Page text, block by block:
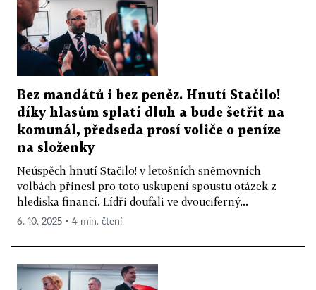
Bez mandátů i bez peněz. Hnutí Stačilo!
díky hlasům splatí dluh a bude šetřit na
komunál, předseda prosí voliče o peníze
na složenky
Neúspěch hnutí Stačilo! v letošních sněmovních
volbách přinesl pro toto uskupení spoustu otázek z
hlediska financí. Lídři doufali ve dvouciferný...
6. 10. 2025 ▪ 4 min. čtení